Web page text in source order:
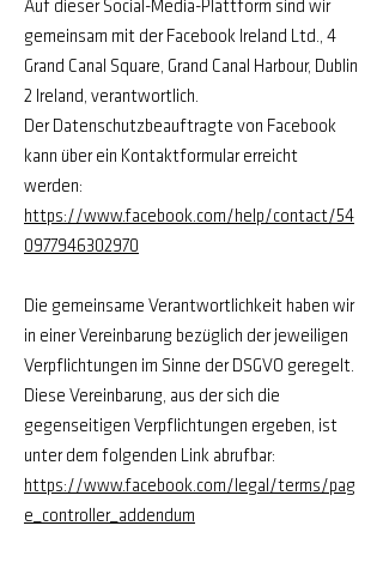
Auf dieser Social-Media-Plattform sind wir
gemeinsam mit der Facebook Ireland Ltd., 4
Grand Canal Square, Grand Canal Harbour, Dublin
2 Ireland, verantwortlich.
Der Datenschutzbeauftragte von Facebook
kann über ein Kontaktformular erreicht
werden:
https://www.facebook.com/help/contact/54
0977946302970
Die gemeinsame Verantwortlichkeit haben wir
in einer Vereinbarung bezüglich der jeweiligen
Verpflichtungen im Sinne der DSGVO geregelt.
Diese Vereinbarung, aus der sich die
gegenseitigen Verpflichtungen ergeben, ist
unter dem folgenden Link abrufbar:
https://www.facebook.com/legal/terms/pag
e_controller_addendum